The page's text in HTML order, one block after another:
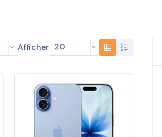
Afficher 20